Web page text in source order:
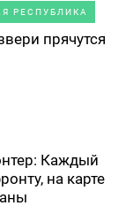
РЕСПУБЛИКА
прячутся
Каждый
на карте